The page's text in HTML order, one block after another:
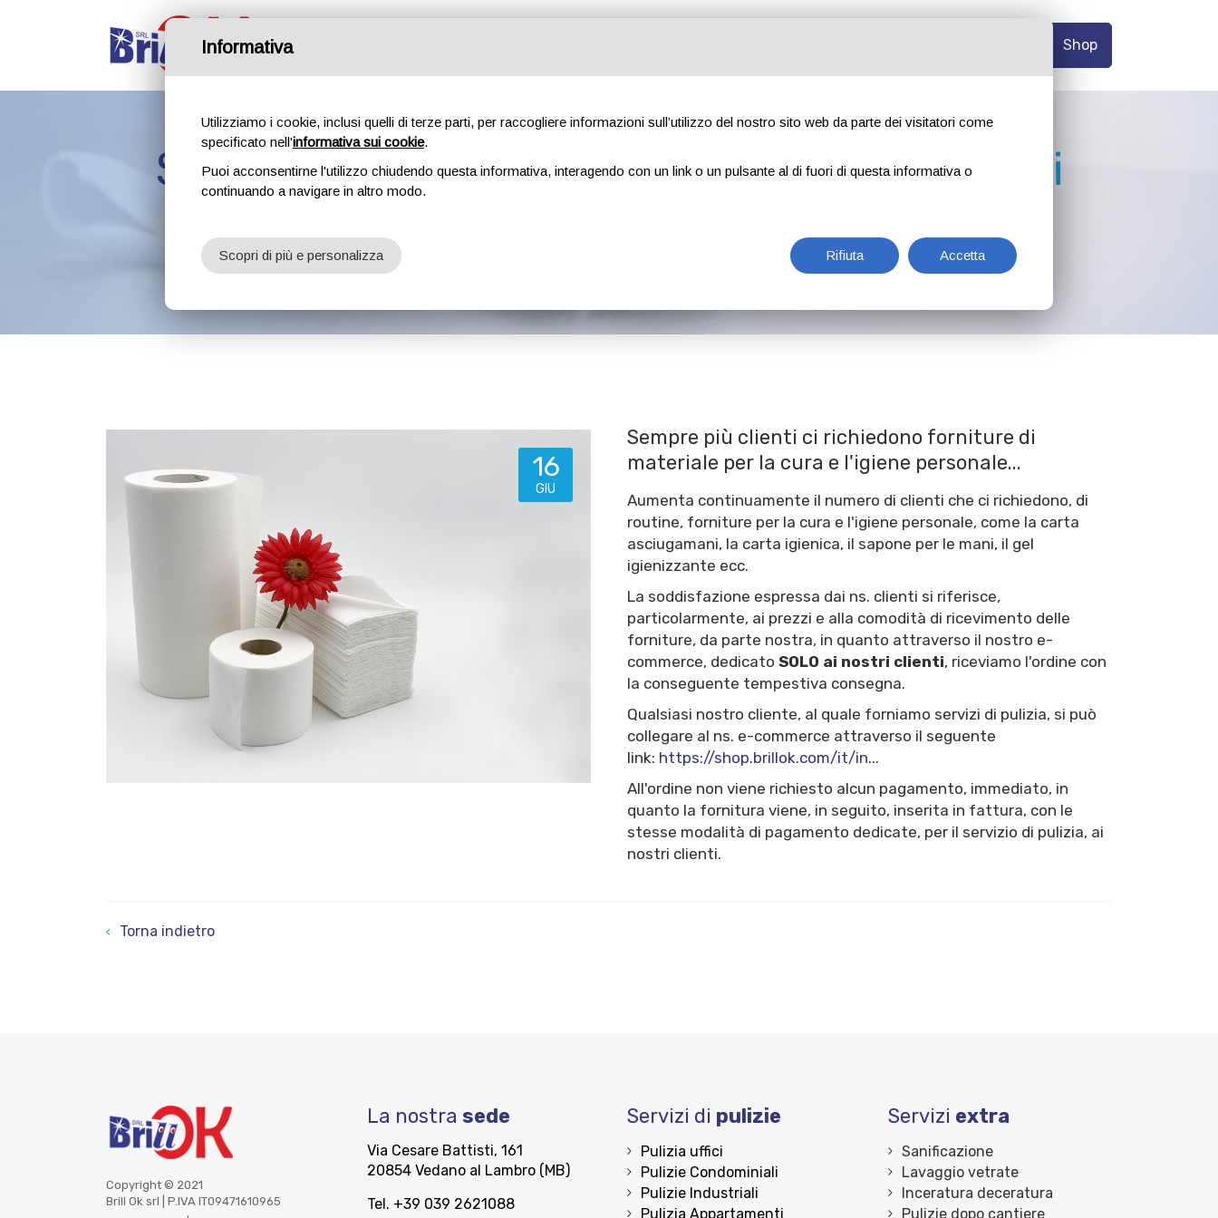
Shop
Sempre più clienti ci richiedono forniture di
Home Blog Sempre più clienti ci richiedono forniture di materiale per la cura e l'igiene personale
16
GIU
Sempre più clienti ci richiedono forniture di
materiale per la cura e l'igiene personale...
Aumenta continuamente il numero di clienti che ci richiedono, di
routine, forniture per la cura e l'igiene personale, come la carta
asciugamani, la carta igienica, il sapone per le mani, il gel
igienizzante ecc.
La soddisfazione espressa dai ns. clienti si riferisce,
particolarmente, ai prezzi e alla comodità di ricevimento delle
forniture, da parte nostra, in quanto attraverso il nostro e-
commerce, dedicato SOLO ai nostri clienti, riceviamo l'ordine con
la conseguente tempestiva consegna.
Qualsiasi nostro cliente, al quale forniamo servizi di pulizia, si può
collegare al ns. e-commerce attraverso il seguente
link: https://shop.brillok.com/it/in...
All'ordine non viene richiesto alcun pagamento, immediato, in
quanto la fornitura viene, in seguito, inserita in fattura, con le
stesse modalità di pagamento dedicate, per il servizio di pulizia, ai
nostri clienti.
Torna indietro
Copyright © 2021
Brill Ok srl | P.IVA IT09471610965
La nostra sede
Via Cesare Battisti, 161
20854 Vedano al Lambro (MB)
Tel. +39 039 2621088
Servizi di pulizie
Pulizia uffici
Pulizie Condominiali
Pulizie Industriali
Pulizia Appartamenti
Servizi extra
Sanificazione
Lavaggio vetrate
Inceratura deceratura
Pulizie dopo cantiere
Informativa
Utilizziamo i cookie, inclusi quelli di terze parti, per raccogliere informazioni sull’utilizzo del nostro sito web da parte dei visitatori come
specificato nell'informativa sui cookie.
Puoi acconsentirne l'utilizzo chiudendo questa informativa, interagendo con un link o un pulsante al di fuori di questa informativa o
continuando a navigare in altro modo.
Rifiuta Accetta
Scopri di più e personalizza